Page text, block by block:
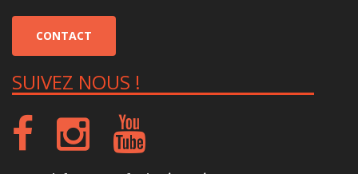
CONTACT
SUIVEZ NOUS !